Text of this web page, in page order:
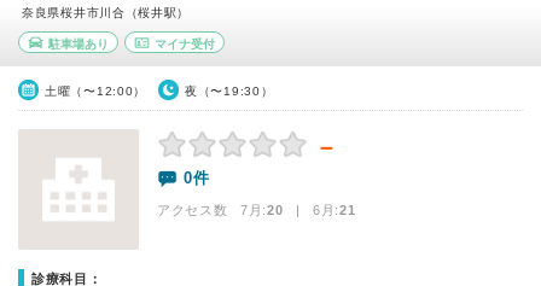
奈良県桜井市川合（桜井駅）
駐車場あり マイナ受付
土曜（〜12:00） 夜（〜19:30）
－
0件
アクセス数 7月:20 | 6月:21
診療科目：